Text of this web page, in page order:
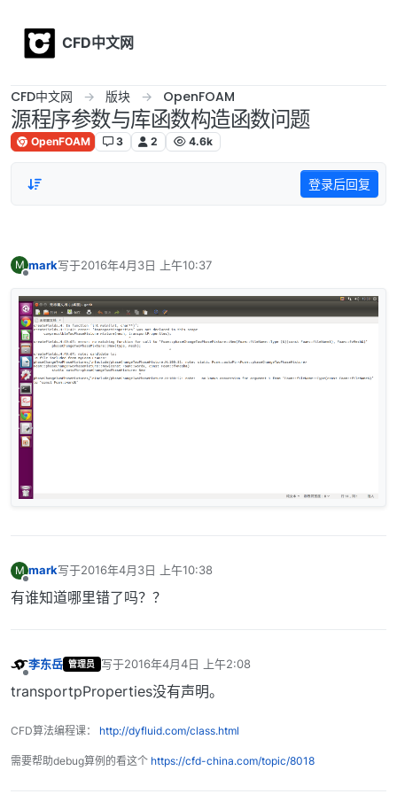
CFD中文网
CFD中文网 版块 OpenFOAM
源程序参数与库函数构造函数问题
OpenFOAM 3 2 4.6k
登录后回复
M mark写于2016年4月3日 上午10:37
最后由 编辑
M mark写于2016年4月3日 上午10:38
最后由 编辑
有谁知道哪里错了吗？？
李东岳 管理员 写于2016年4月4日 上午2:08
最后由 编辑
transportpProperties没有声明。
CFD算法编程课： http://dyfluid.com/class.html
需要帮助debug算例的看这个 https://cfd-china.com/topic/8018